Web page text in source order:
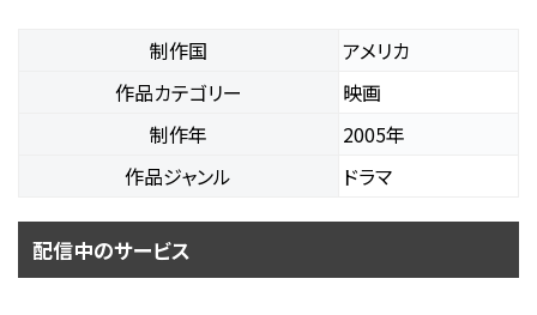
制作国
アメリカ
作品カテゴリー
映画
制作年
2005年
作品ジャンル
ドラマ
配信中のサービス